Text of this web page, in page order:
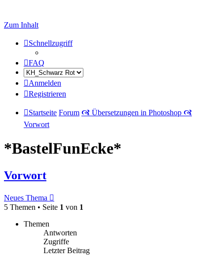
Zum Inhalt
Schnellzugriff
FAQ
Anmelden
Registrieren
Startseite Forum 🙧 Übersetzungen in Photoshop 🙧
Vorwort
*BastelFunEcke*
Vorwort
Neues Thema
5 Themen • Seite 1 von 1
Themen
Antworten
Zugriffe
Letzter Beitrag